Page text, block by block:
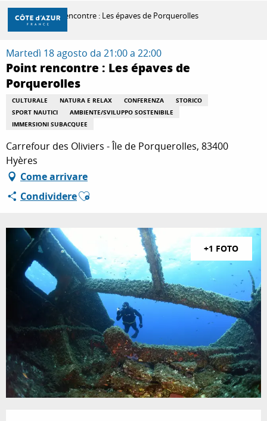
Aller
contenu
principal
SCOPRIRE
PER FARE
SOGGIORNO
Casa Point rencontre : Les épaves de Porquerolles
Martedì 18 agosto da 21:00 a 22:00
Point rencontre : Les épaves de
Porquerolles
CULTURALE NATURA E RELAX CONFERENZA
STORICO
SPORT NAUTICI
AMBIENTE/SVILUPPO SOSTENIBILE
IMMERSIONI SUBACQUEE
Carrefour des Oliviers - Île de Porquerolles, 83400
Hyères
Come arrivare
CondividereAjouter aux favoris
+1 FOTO